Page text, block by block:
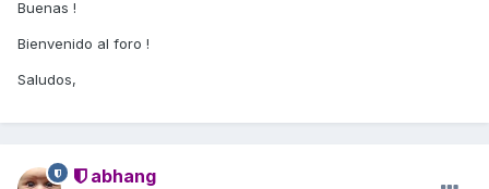
Buenas !
Bienvenido al foro !
Saludos,
abhang